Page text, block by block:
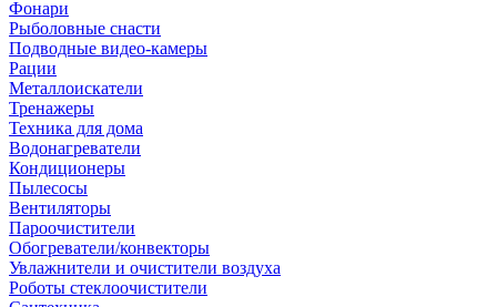
Фонари
Рыболовные снасти
Подводные видео-камеры
Рации
Металлоискатели
Тренажеры
Техника для дома
Водонагреватели
Кондиционеры
Пылесосы
Вентиляторы
Пароочистители
Обогреватели/конвекторы
Увлажнители и очистители воздуха
Роботы стеклоочистители